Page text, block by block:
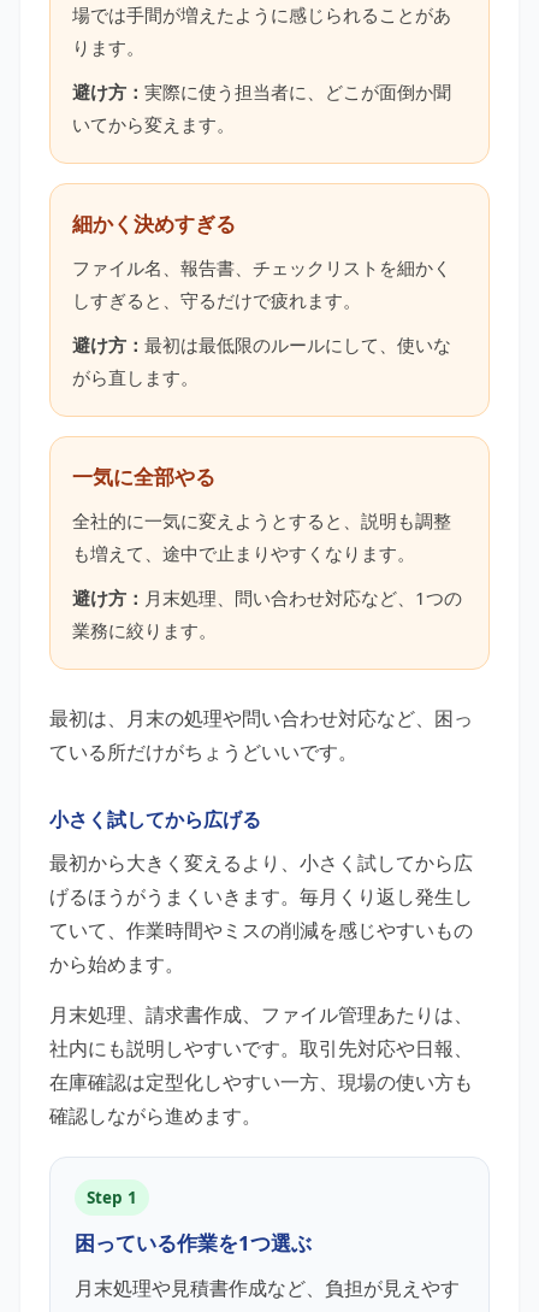
場では手間が増えたように感じられることがあ
ります。
避け方： 実際に使う担当者に、どこが面倒か聞
いてから変えます。
細かく決めすぎる
ファイル名、報告書、チェックリストを細かく
しすぎると、守るだけで疲れます。
避け方： 最初は最低限のルールにして、使いな
がら直します。
一気に全部やる
全社的に一気に変えようとすると、説明も調整
も増えて、途中で止まりやすくなります。
避け方： 月末処理、問い合わせ対応など、1つの
業務に絞ります。
最初は、月末の処理や問い合わせ対応など、困っ
ている所だけがちょうどいいです。
小さく試してから広げる
最初から大きく変えるより、小さく試してから広
げるほうがうまくいきます。毎月くり返し発生し
ていて、作業時間やミスの削減を感じやすいもの
から始めます。
月末処理、請求書作成、ファイル管理あたりは、
社内にも説明しやすいです。取引先対応や日報、
在庫確認は定型化しやすい一方、現場の使い方も
確認しながら進めます。
Step 1
困っている作業を1つ選ぶ
月末処理や見積書作成など、負担が見えやす